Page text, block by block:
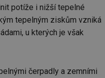
potíže i nižší tepelné
tepelným ziskům vzniká
u kterých je však
čerpadly a zemními